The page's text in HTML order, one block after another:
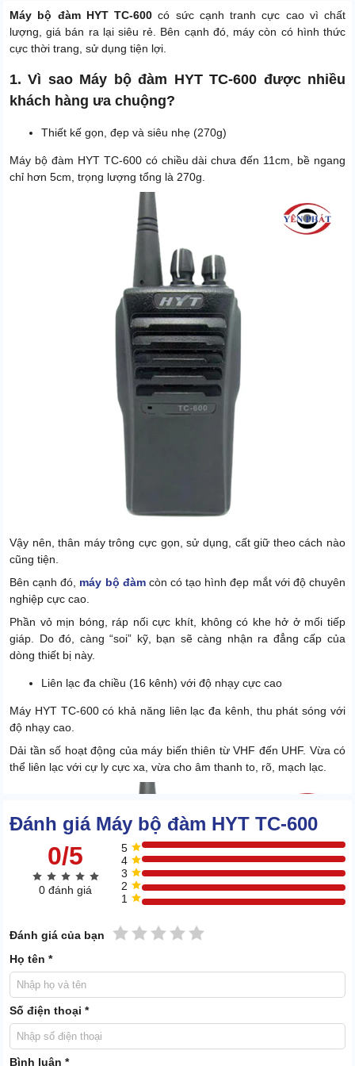
Máy bộ đàm HYT TC-600có sức cạnh tranh cực cao vì chất
lượng, giá bán ra lại siêu rẻ. Bên cạnh đó, máy còn có hình thức
cực thời trang, sử dụng tiện lợi.
1. Vì sao Máy bộ đàm HYT TC-600 được nhiều
khách hàng ưa chuộng?
Thiết kế gọn, đẹp và siêu nhẹ (270g)
Máy bộ đàm HYT TC-600 có chiều dài chưa đến 11cm, bề ngang
chỉ hơn 5cm, trọng lượng tổng là 270g.
Vậy nên, thân máy trông cực gọn, sử dụng, cất giữ theo cách nào
cũng tiện.
Bên cạnh đó, máy bộ đàmcòn có tạo hình đẹp mắt với độ chuyên
nghiệp cực cao.
Phần vỏ mịn bóng, ráp nối cực khít, không có khe hở ở mối tiếp
giáp. Do đó, càng “soi” kỹ, bạn sẽ càng nhận ra đẳng cấp của
dòng thiết bị này.
Liên lạc đa chiều (16 kênh) với độ nhạy cực cao
Máy HYT TC-600 có khả năng liên lạc đa kênh, thu phát sóng với
độ nhạy cao.
Dải tần số hoạt động của máy biến thiên từ VHF đến UHF. Vừa có
thể liên lạc với cự ly cực xa, vừa cho âm thanh to, rõ, mạch lạc.
Đánh giá Máy bộ đàm HYT TC-600
0/5
0 đánh giá
5
4
3
2
1
Đánh giá của bạn 5 sao
4 sao
3 sao
2 sao
1 sao
Họ tên *
Số điện thoại *
Bình luận *